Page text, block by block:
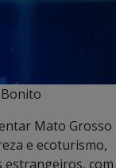
Mato Grosso
e ecoturismo,
estrangeiros, com